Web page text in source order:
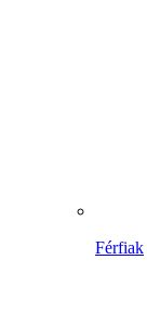
Férfiak